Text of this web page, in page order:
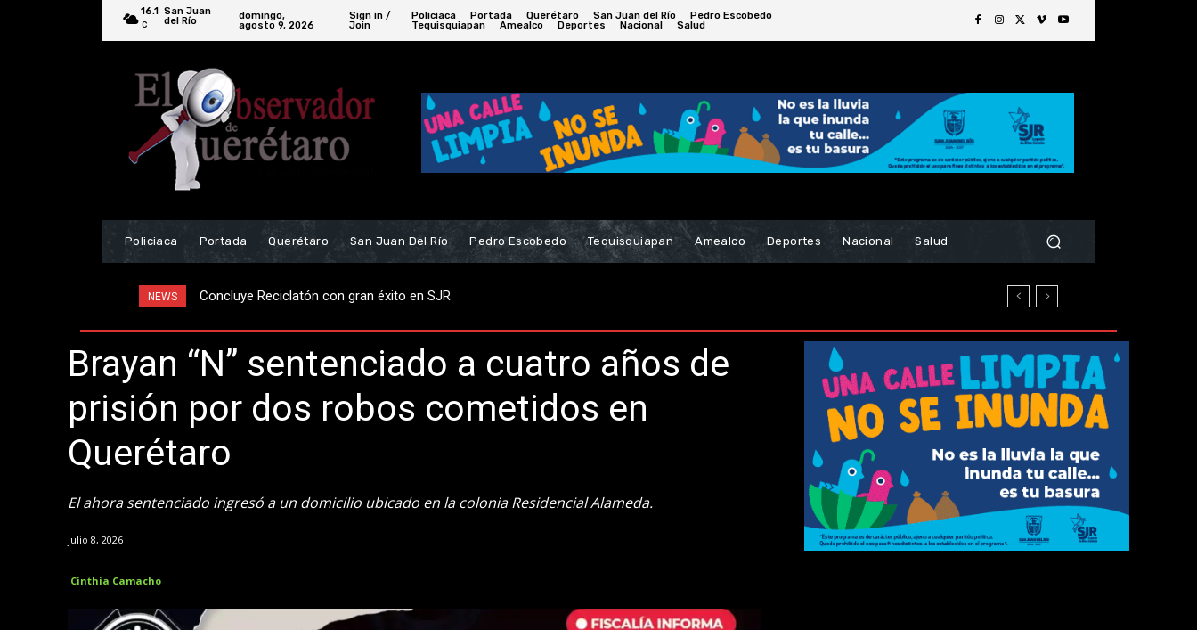
16.1
C
San Juan
del Río
domingo,
agosto 9, 2026
Sign in /
Join
Policiaca Portada Querétaro San Juan del Río
Pedro Escobedo
Tequisquiapan
Amealco Deportes Nacional Salud
Policiaca Portada Querétaro San Juan Del Río Pedro Escobedo Tequisquiapan Amealco Deportes Nacional Salud
NEWS Concluye Reciclatón con gran éxito en SJR
¡Prensado! Chófer de autobús se salva de milagro tras fuerte choque en la 57
Brayan “N” sentenciado a cuatro años de
prisión por dos robos cometidos en
Querétaro
El ahora sentenciado ingresó a un domicilio ubicado en la colonia Residencial Alameda.
julio 8, 2026
Cinthia Camacho